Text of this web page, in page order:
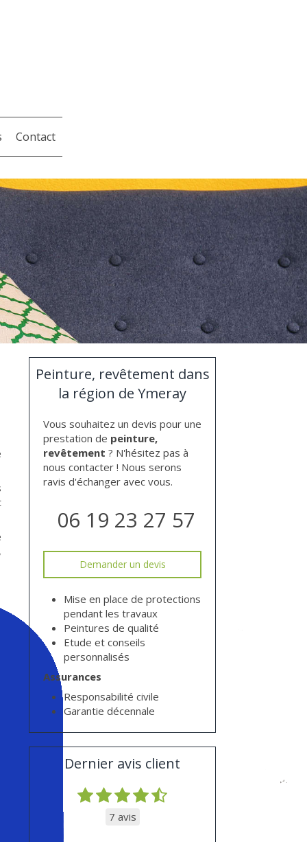
Contact
Peinture, revêtement dans
la région de Ymeray
Vous souhaitez un devis pour une
prestation de peinture,
revêtement ? N'hésitez pas à
nous contacter ! Nous serons
ravis d'échanger avec vous.
06 19 23 27 57
Demander un devis
Mise en place de protections
pendant les travaux
Peintures de qualité
Etude et conseils
personnalisés
Assurances
Responsabilité civile
Garantie décennale
Dernier avis client
7 avis